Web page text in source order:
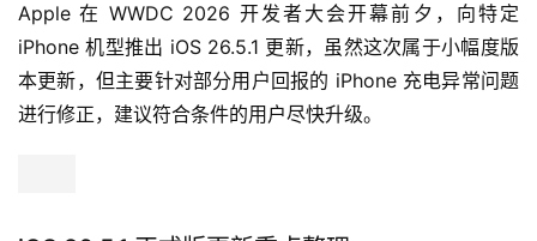
Apple 在 WWDC 2026 开发者大会开幕前夕，向特定
iPhone 机型推出 iOS 26.5.1 更新，虽然这次属于小幅度版
本更新，但主要针对部分用户回报的 iPhone 充电异常问题
进行修正，建议符合条件的用户尽快升级。